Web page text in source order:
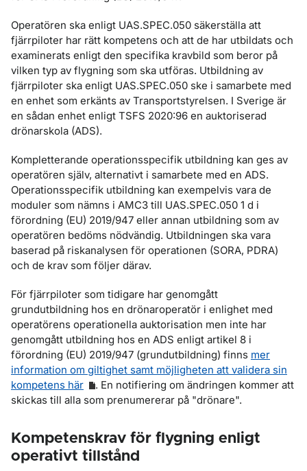
Operatören ska enligt UAS.SPEC.050 säkerställa att
fjärrpiloter har rätt kompetens och att de har utbildats och
examinerats enligt den specifika kravbild som beror på
vilken typ av flygning som ska utföras. Utbildning av
fjärrpiloter ska enligt UAS.SPEC.050 ske i samarbete med
en enhet som erkänts av Transportstyrelsen. I Sverige är
en sådan enhet enligt TSFS 2020:96 en auktoriserad
drönarskola (ADS).
Kompletterande operationsspecifik utbildning kan ges av
operatören själv, alternativt i samarbete med en ADS.
Operationsspecifik utbildning kan exempelvis vara de
moduler som nämns i AMC3 till UAS.SPEC.050 1 d i
förordning (EU) 2019/947 eller annan utbildning som av
operatören bedöms nödvändig. Utbildningen ska vara
baserad på riskanalysen för operationen (SORA, PDRA)
och de krav som följer därav.
För fjärrpiloter som tidigare har genomgått
grundutbildning hos en drönaroperatör i enlighet med
operatörens operationella auktorisation men inte har
genomgått utbildning hos en ADS enligt artikel 8 i
förordning (EU) 2019/947 (grundutbildning) finns mer
information om giltighet samt möjligheten att validera sin
kompetens här
. En notifiering om ändringen kommer att
skickas till alla som prenumererar på "drönare".
Kompetenskrav för flygning enligt
operativt tillstånd